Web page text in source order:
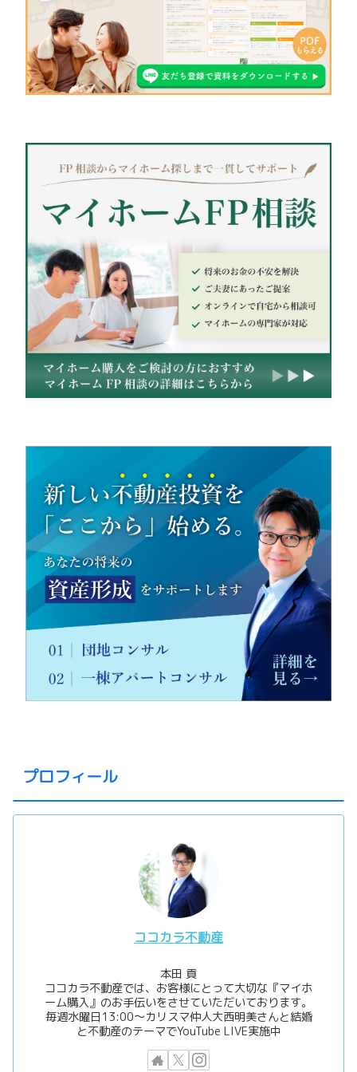
プロフィール
ココカラ不動産
本田 貢
ココカラ不動産では、お客様にとって大切な『マイホ
ーム購入』のお手伝いをさせていただいております。
毎週水曜日13:00〜カリスマ仲人大西明美さんと結婚
と不動産のテーマでYouTube LIVE実施中